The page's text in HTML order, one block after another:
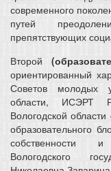
современного
путей
препятствующих
Второй
ориентированный
Советов молодых
области, ИСЭРТ
Вологодской
образовательного
собственности и
Вологодского